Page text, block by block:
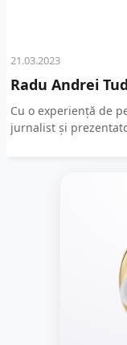
21.03.2023
Radu Andrei
Cu o experiență de
jurnalist și